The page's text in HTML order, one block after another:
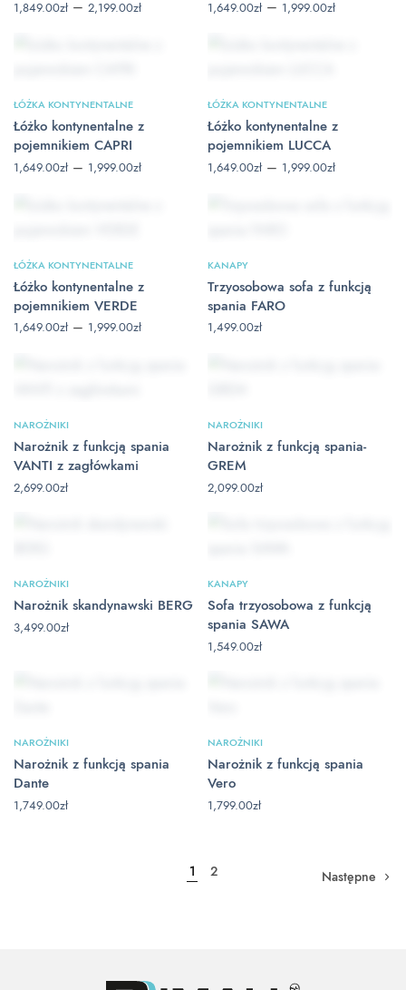
1,849.00zł – 2,199.00złZakres 1,649.00zł – 1,999.00złZakres
ŁÓŻKA KONTYNENTALNE
Łóżko kontynentalne z
pojemnikiem CAPRI
1,649.00zł – 1,999.00złZakres
ŁÓŻKA KONTYNENTALNE
Łóżko kontynentalne z
pojemnikiem LUCCA
1,649.00zł – 1,999.00złZakres
ŁÓŻKA KONTYNENTALNE
Łóżko kontynentalne z
pojemnikiem VERDE
1,649.00zł – 1,999.00złZakres
KANAPY
Trzyosobowa sofa z funkcją
spania FARO
1,499.00zł
NAROŻNIKI
Narożnik z funkcją spania
VANTI z zagłówkami
2,699.00zł
NAROŻNIKI
Narożnik z funkcją spania-
GREM
2,099.00zł
NAROŻNIKI
Narożnik skandynawski BERG
3,499.00zł
KANAPY
Sofa trzyosobowa z funkcją
spania SAWA
1,549.00zł
NAROŻNIKI
Narożnik z funkcją spania
Dante
1,749.00zł
NAROŻNIKI
Narożnik z funkcją spania
Vero
1,799.00zł
1 2 Następne